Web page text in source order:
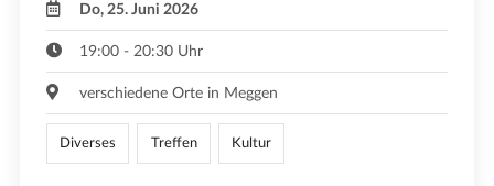
Do, 25. Juni 2026
19:00 - 20:30 Uhr
verschiedene Orte in Meggen
Diverses Treffen Kultur